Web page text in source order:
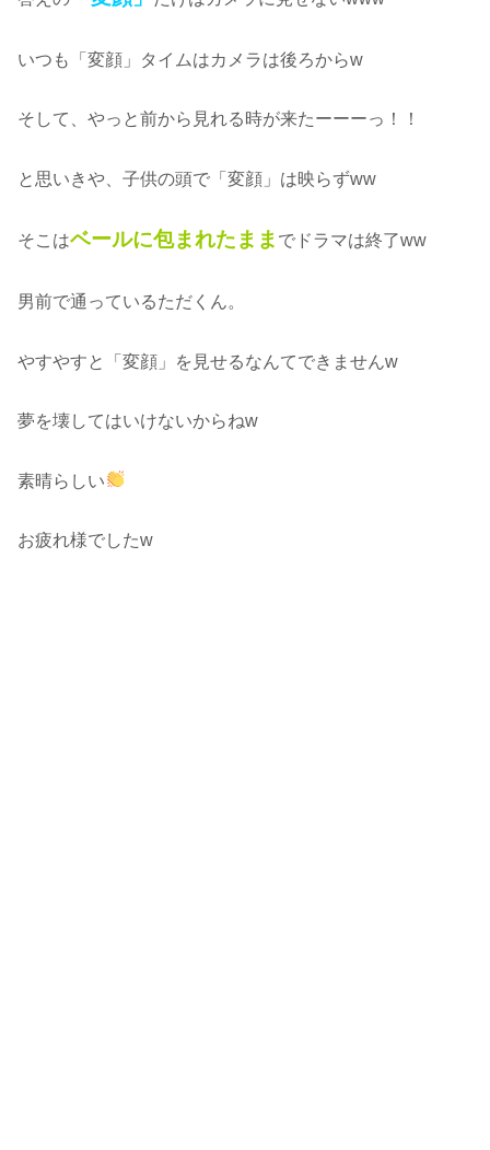
いつも「変顔」タイムはカメラは後ろからw
そして、やっと前から見れる時が来たーーーっ！！
と思いきや、子供の頭で「変顔」は映らずww
そこはベールに包まれたまま でドラマは終了ww
男前で通っているただくん。
やすやすと「変顔」を見せるなんてできませんw
夢を壊してはいけないからねw
素晴らしい
お疲れ様でしたw